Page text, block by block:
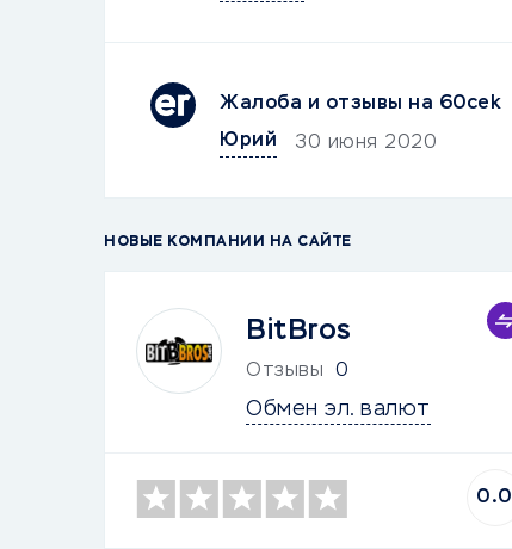
Жалоба и отзывы на 60cek
Юрий
30 июня 2020
НОВЫЕ КОМПАНИИ НА САЙТЕ
BitBros
Отзывы 0
Обмен эл. валют
0.0